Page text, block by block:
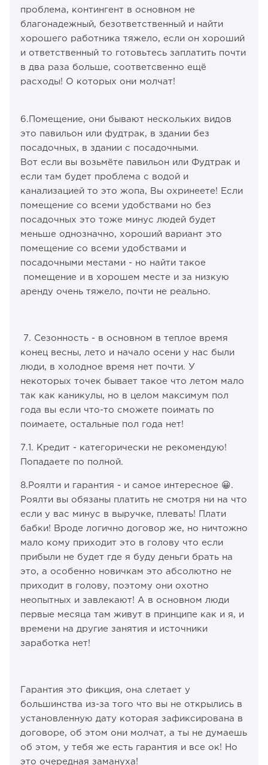
проблема, контингент в основном не
благонадежный, безответственный и найти
хорошего работника тяжело, если он хороший
и ответственный то готовьтесь заплатить почти
в два раза больше, соответсвенно ещё
расходы! О которых они молчат!
6.Помещение, они бывают нескольких видов
это павильон или фудтрак, в здании без
посадочных, в здании с посадочными.
Вот если вы возьмёте павильон или Фудтрак и
если там будет проблема с водой и
канализацией то это жопа, Вы охринеете! Если
помещение со всеми удобствами но без
посадочных это тоже минус людей будет
меньше однозначно, хороший вариант это
помещение со всеми удобствами и
посадочными местами - но найти такое
помещение и в хорошем месте и за низкую
аренду очень тяжело, почти не реально.
7. Сезонность - в основном в теплое время
конец весны, лето и начало осени у нас были
люди, в холодное время нет почти. У
некоторых точек бывает такое что летом мало
так как каникулы, но в целом максимум пол
года вы если что-то сможете поимать по
поимаете, остальные пол года нет!
7.1. Кредит - категорически не рекомендую!
Попадаете по полной.
8.Роялти и гарантия - и самое интересное 😀.
Роялти вы обязаны платить не смотря ни на что
если у вас минус в выручке, плевать! Плати
бабки! Вроде логично договор же, но ничтожно
мало кому приходит это в голову что если
прибыли не будет где я буду деньги брать на
это, а особенно новичкам это абсолютно не
приходит в голову, поэтому они охотно
неопытных и завлекают! А в основном люди
первые месяца там живут в принципе как и я, и
времени на другие занятия и источники
заработка нет!
Гарантия это фикция, она слетает у
большинства из-за того что вы не открылись в
установленную дату которая зафиксирована в
договоре, об этом они молчат, а ты не думаешь
об этом, у тебя же есть гарантия и все ок! Но
это очередная замануха!